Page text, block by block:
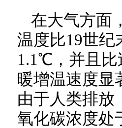
在大气方面
温度比19世纪
1.1℃，并且比
暖增温速度显
由于人类排放
氧化碳浓度处